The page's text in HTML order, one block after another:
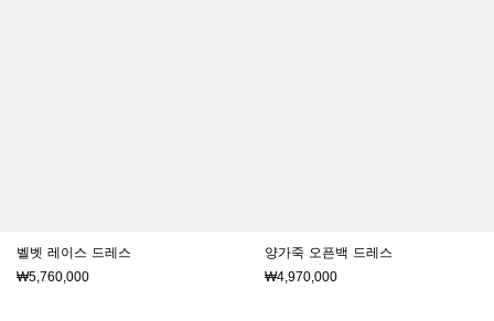
벨벳 레이스 드레스
₩5,760,000
양가죽 오픈백 드레스
₩4,970,000